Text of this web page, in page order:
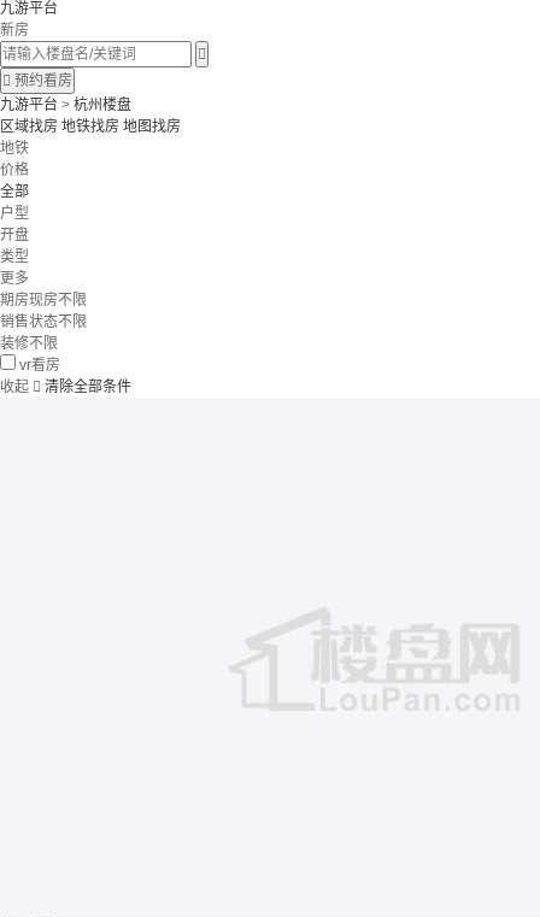
九游平台
新房

 预约看房
九游平台 > 杭州楼盘
区域找房 地铁找房 地图找房
地铁
价格
全部
户型
开盘
类型
更多
期房现房不限
销售状态不限
装修不限
vr看房
收起  清除全部条件